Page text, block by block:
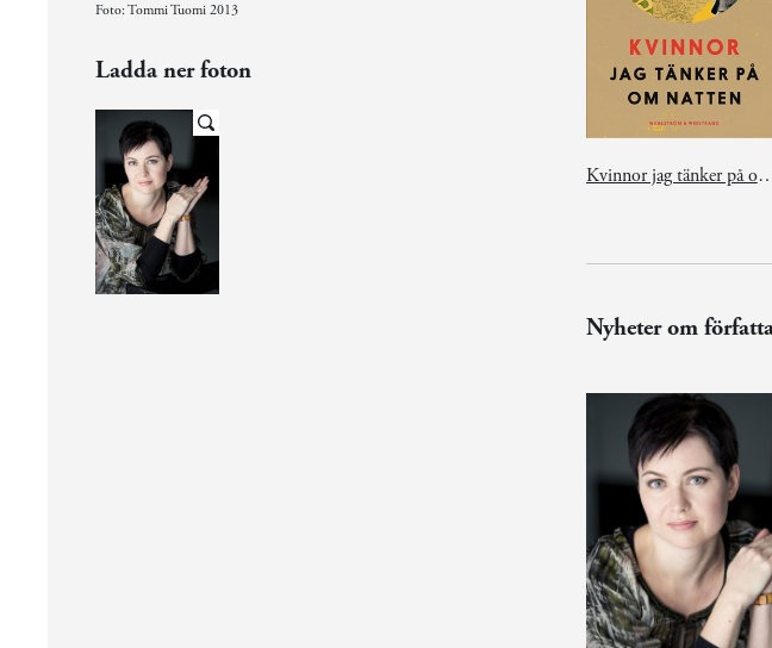
Foto: Tommi Tuomi 2013
Ladda ner foton
Kvinnor jag tänker
Nyheter om